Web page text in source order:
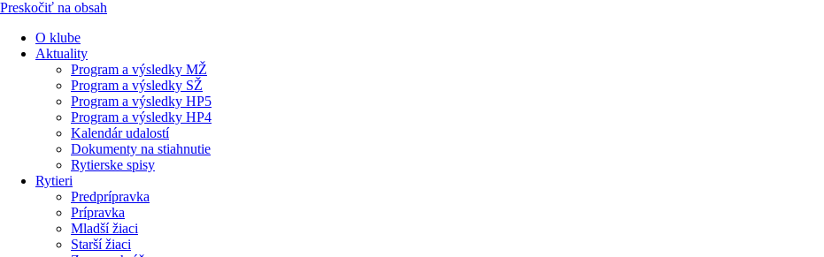
Preskočiť na obsah
O klube
Aktuality
Program a výsledky MŽ
Program a výsledky SŽ
Program a výsledky HP5
Program a výsledky HP4
Kalendár udalostí
Dokumenty na stiahnutie
Rytierske spisy
Rytieri
Predprípravka
Prípravka
Mladší žiaci
Starší žiaci